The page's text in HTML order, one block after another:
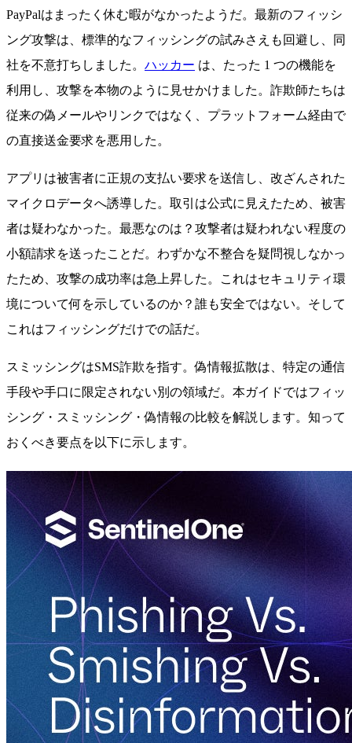
PayPalはまったく休む暇がなかったようだ。最新のフィッシ
ング攻撃は、標準的なフィッシングの試みさえも回避し、同
社を不意打ちしました。 ハッカー は、たった 1 つの機能を
利用し、攻撃を本物のように見せかけました。詐欺師たちは
従来の偽メールやリンクではなく、プラットフォーム経由で
の直接送金要求を悪用した。
アプリは被害者に正規の支払い要求を送信し、改ざんされた
マイクロデータへ誘導した。取引は公式に見えたため、被害
者は疑わなかった。最悪なのは？攻撃者は疑われない程度の
小額請求を送ったことだ。わずかな不整合を疑問視しなかっ
たため、攻撃の成功率は急上昇した。これはセキュリティ環
境について何を示しているのか？誰も安全ではない。そして
これはフィッシングだけでの話だ。
スミッシングはSMS詐欺を指す。偽情報拡散は、特定の通信
手段や手口に限定されない別の領域だ。本ガイドではフィッ
シング・スミッシング・偽情報の比較を解説します。知って
おくべき要点を以下に示します。